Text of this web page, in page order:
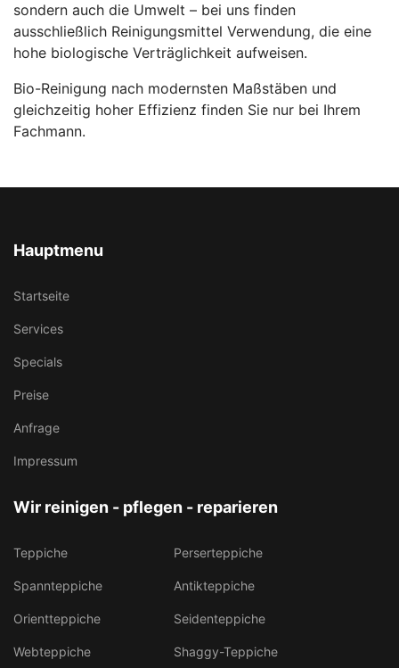
sondern auch die Umwelt – bei uns finden
ausschließlich Reinigungsmittel Verwendung, die eine
hohe biologische Verträglichkeit aufweisen.
Bio-Reinigung nach modernsten Maßstäben und
gleichzeitig hoher Effizienz finden Sie nur bei Ihrem
Fachmann.
Hauptmenu
Startseite
Services
Specials
Preise
Anfrage
Impressum
Wir reinigen - pflegen - reparieren
Teppiche Perserteppiche
Spannteppiche Antikteppiche
Orientteppiche Seidenteppiche
Webteppiche Shaggy-Teppiche